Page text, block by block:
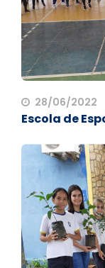
28/06/2022
Escola de